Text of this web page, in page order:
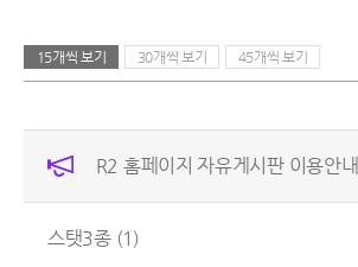
15개씩 보기 30개씩 보기 45개씩 보기
R2 홈페이지 자유게시판 이용안내
스탯3종 (1)